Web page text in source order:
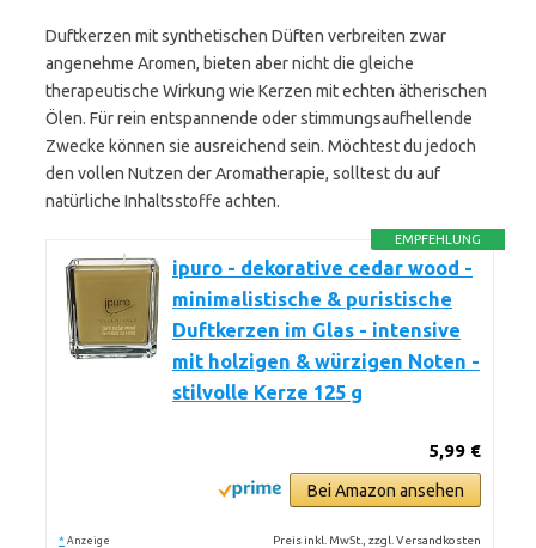
Duftkerzen mit synthetischen Düften verbreiten zwar
angenehme Aromen, bieten aber nicht die gleiche
therapeutische Wirkung wie Kerzen mit echten ätherischen
Ölen. Für rein entspannende oder stimmungsaufhellende
Zwecke können sie ausreichend sein. Möchtest du jedoch
den vollen Nutzen der Aromatherapie, solltest du auf
natürliche Inhaltsstoffe achten.
EMPFEHLUNG
ipuro - dekorative cedar wood -
minimalistische & puristische
Duftkerzen im Glas - intensive
mit holzigen & würzigen Noten -
stilvolle Kerze 125 g
5,99 €
Bei Amazon ansehen
* Anzeige Preis inkl. MwSt., zzgl. Versandkosten